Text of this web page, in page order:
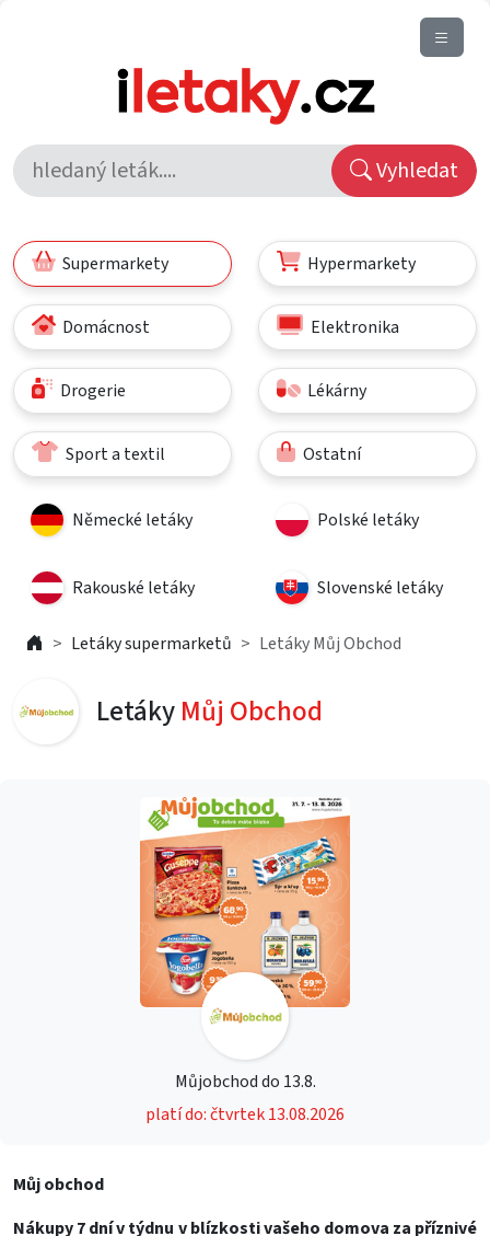
Vyhledat
Supermarkety Hypermarkety
Domácnost Elektronika
Drogerie Lékárny
Sport a textil Ostatní
Německé letáky Polské letáky
Rakouské letáky Slovenské letáky
Letáky supermarketů Letáky Můj Obchod
LetákyMůj Obchod
Můjobchod do 13.8.
platí do: čtvrtek 13.08.2026
Můj obchod
Nákupy 7 dní v týdnu v blízkosti vašeho domova za příznivé